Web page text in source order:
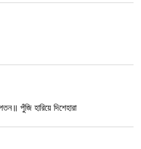
পুঁজি হারিয়ে দিশেহারা